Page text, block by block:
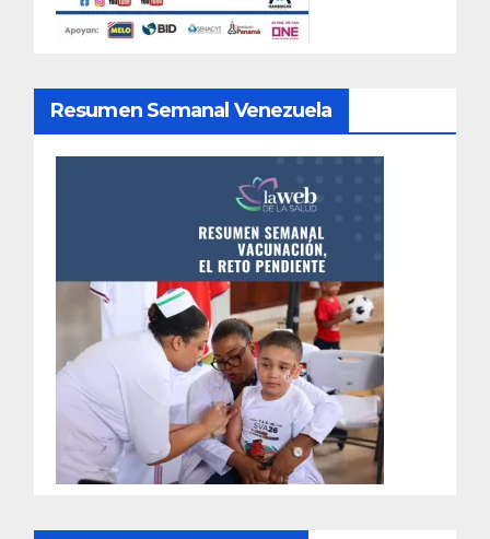
Resumen Semanal Venezuela